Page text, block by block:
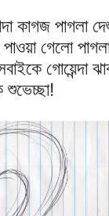
কাগজ
গেলো
গোয়েন্দা